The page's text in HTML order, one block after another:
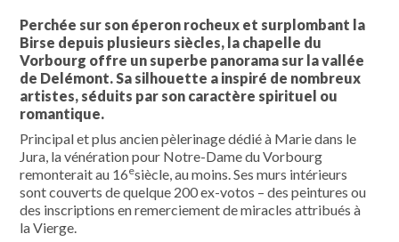
Perchée sur son éperon rocheux et surplombant la
Birse depuis plusieurs siècles, la chapelle du
Vorbourg offre un superbe panorama sur la vallée
de Delémont. Sa silhouette a inspiré de nombreux
artistes, séduits par son caractère spirituel ou
romantique.
Principal et plus ancien pèlerinage dédié à Marie dans le
Jura, la vénération pour Notre-Dame du Vorbourg
remonterait au 16esiècle, au moins. Ses murs intérieurs
sont couverts de quelque 200 ex-votos – des peintures ou
des inscriptions en remerciement de miracles attribués à
la Vierge.